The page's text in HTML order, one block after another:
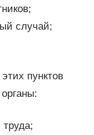
случай;
пунктов